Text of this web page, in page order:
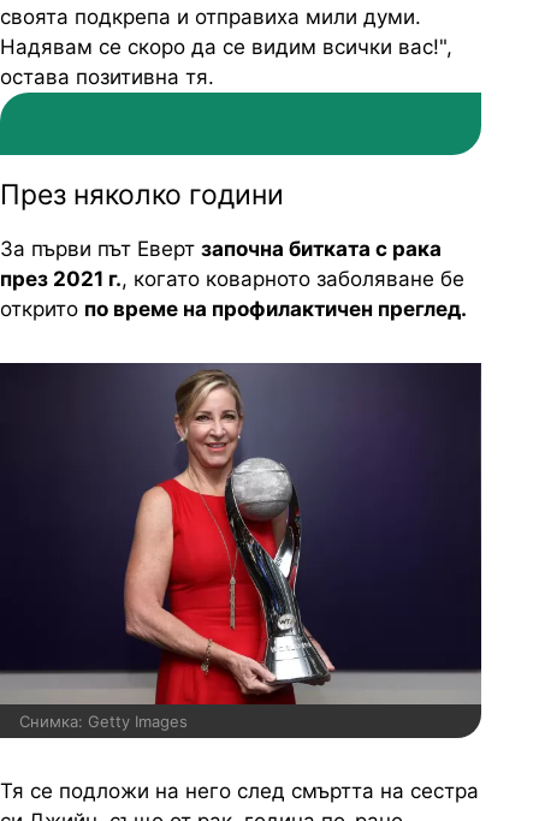
своята подкрепа и отправиха мили думи.
Надявам се скоро да се видим всички вас!",
остава позитивна тя.
През няколко години
За първи път Еверт започна битката с рака
през 2021 г., когато коварното заболяване бе
открито по време на профилактичен преглед.
Снимка: Getty Images
Тя се подложи на него след смъртта на сестра